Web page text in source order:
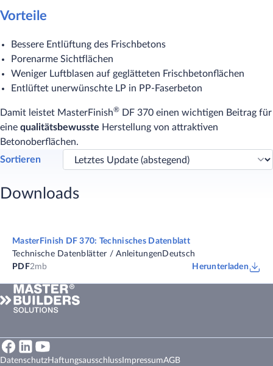
Vorteile
Bessere Entlüftung des Frischbetons
Porenarme Sichtflächen
Weniger Luftblasen auf geglätteten Frischbetonflächen
Entlüftet unerwünschte LP in PP-Faserbeton
Damit leistet MasterFinish® DF 370 einen wichtigen Beitrag für
eine qualitätsbewusste Herstellung von attraktiven
Betonoberflächen.
Sortieren
Downloads
MasterFinish DF 370: Technisches Datenblatt
Technische Datenblätter / Anleitungen Deutsch
PDF2mb Herunterladen
DatenschutzHaftungsausschluss ImpressumAGB